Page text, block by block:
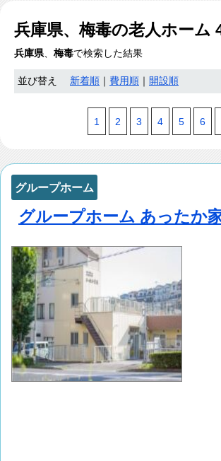
兵庫県、梅毒の老人ホーム
兵庫県、 梅毒で検索した結果
並び替え 新着順 費用順 開設順
1 2 3 4 5 6
グループホーム
グループホーム あったか